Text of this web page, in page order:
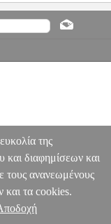
YAMAHA
(1365 X 315 X 175
της
και διαφημίσεων και
τους ανανεωμένους
και τα cookies.